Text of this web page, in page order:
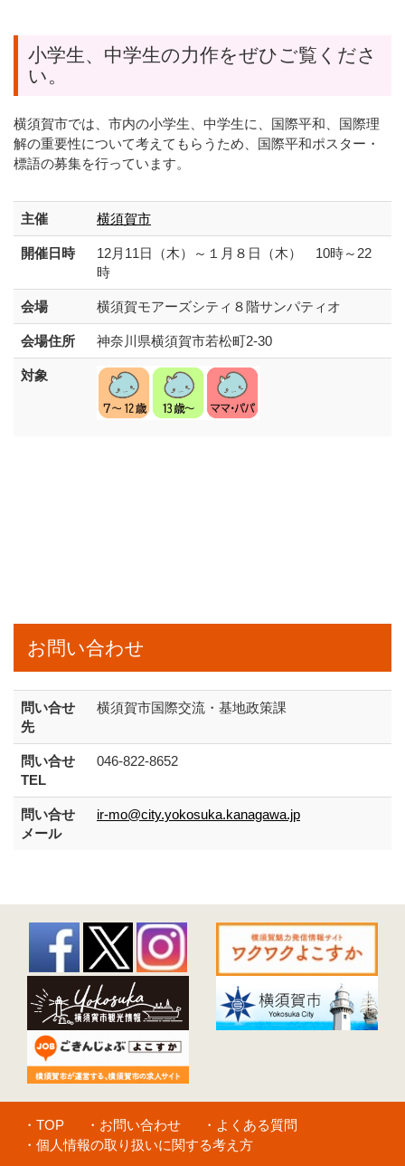
小学生、中学生の力作をぜひご覧くださ
い。
横須賀市では、市内の⼩学⽣、中学⽣に、国際平和、国際理
解の重要性について考えてもらうため、国際平和ポスター・
標語の募集を⾏っています。
主催 横須賀市
開催日時
12月11日（木）～１月８日（木） 10時～22
時
会場 横須賀モアーズシティ８階サンパティオ
会場住所 神奈川県横須賀市若松町2-30
対象
お問い合わせ
問い合せ
先
横須賀市国際交流・基地政策課
問い合せ
TEL
046-822-8652
問い合せ
メール
ir-mo@city.yokosuka.kanagawa.jp
・TOP ・お問い合わせ
・よくある質問
・個人情報の取り扱いに関する考え方